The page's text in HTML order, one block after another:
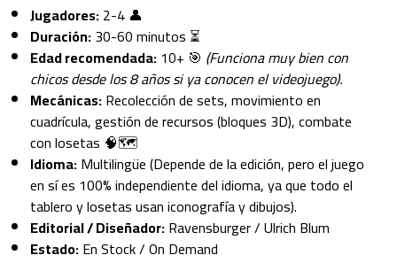
Jugadores:2-4 👤
Duración:30-60 minutos ⏳
Edad recomendada:10+ 🎯 (Funciona muy bien con
chicos desde los 8 años si ya conocen el videojuego).
Mecánicas:Recolección de sets, movimiento en
cuadrícula, gestión de recursos (bloques 3D), combate
con losetas 🧠🗺️
Idioma:Multilingüe (Depende de la edición, pero el juego
en sí es 100% independiente del idioma, ya que todo el
tablero y losetas usan iconografía y dibujos).
Editorial / Diseñador:Ravensburger / Ulrich Blum
Estado:En Stock / On Demand